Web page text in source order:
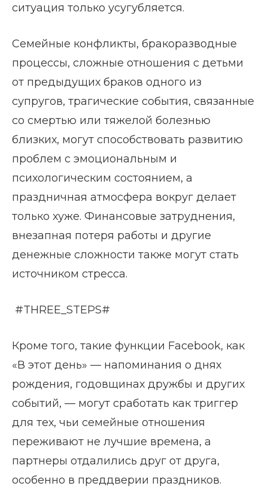
ситуация только усугубляется.
Семейные конфликты, бракоразводные
процессы, сложные отношения с детьми
от предыдущих браков одного из
супругов, трагические события, связанные
со смертью или тяжелой болезнью
близких, могут способствовать развитию
проблем с эмоциональным и
психологическим состоянием, а
праздничная атмосфера вокруг делает
только хуже. Финансовые затруднения,
внезапная потеря работы и другие
денежные сложности также могут стать
источником стресса.
#THREE_STEPS#
Кроме того, такие функции Facebook, как
«В этот день» — напоминания о днях
рождения, годовщинах дружбы и других
событий, — могут сработать как триггер
для тех, чьи семейные отношения
переживают не лучшие времена, а
партнеры отдалились друг от друга,
особенно в преддверии праздников.